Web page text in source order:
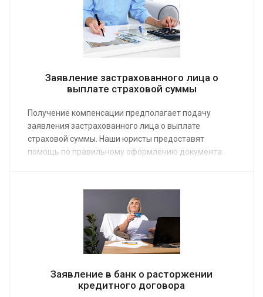
специалиста от 4 000 руб.
Заявление застрахованного лица о
выплате страховой суммы
Получение компенсации предполагает подачу
заявления застрахованного лица о выплате
страховой суммы. Наши юристы предоставят
помощь по правильному оформлению документа.
и полное сопровождение – вплоть до выплаты
страховки. Средняя стоимость работы юриста от 5
Заявление в банк о расторжении
кредитного договора